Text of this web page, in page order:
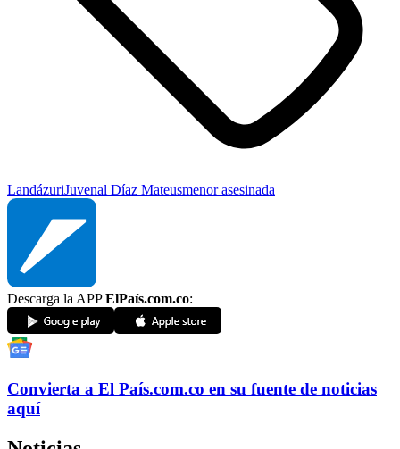
LandázuriJuvenal Díaz Mateusmenor asesinada
Descarga la APPElPaís.com.co:
Convierta a El País.com.co en su fuente de noticias
aquí